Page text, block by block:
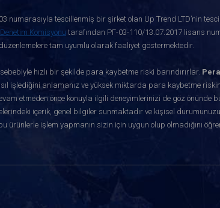
numarasıyla tescillenmiş bir şirket olan Up Trend LTD’nin
Komisyonu tarafından РГ-03-110/13.07.2017 lisans
tam uyumlu olarak faaliyet göstermektedir.
hızlı bir şekilde para kaybetme riski barındırırlar.
işlediğini anlamanız ve yüksek miktarda para kaybetme
etmeden önce konuyla ilgili deneyimlerinizi de göz önünde
içerik, genel bilgiler sunmaktadır ve kişisel
ürünlerle işlem yapmanın sizin için uygun olup olmadığını